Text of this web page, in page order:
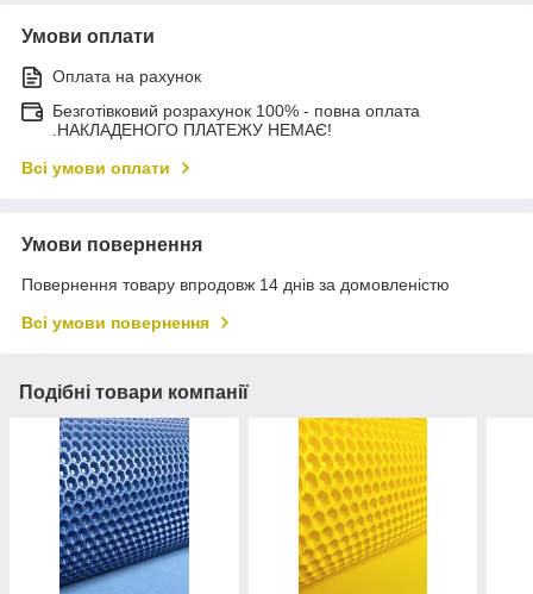
Умови оплати
Оплата на рахунок
Безготівковий розрахунок 100% - повна оплата
.НАКЛАДЕНОГО ПЛАТЕЖУ НЕМАЄ!
Всі умови оплати
Умови повернення
Повернення товару впродовж 14 днів за домовленістю
Всі умови повернення
Подібні товари компанії